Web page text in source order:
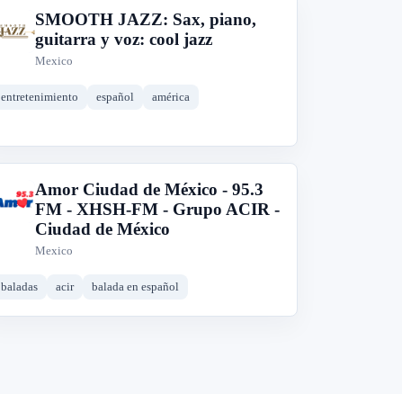
S
SMOOTH JAZZ: Sax, piano,
guitarra y voz: cool jazz
Mexico
entretenimiento español américa
A
Amor Ciudad de México - 95.3
FM - XHSH-FM - Grupo ACIR -
Ciudad de México
Mexico
baladas acir balada en español